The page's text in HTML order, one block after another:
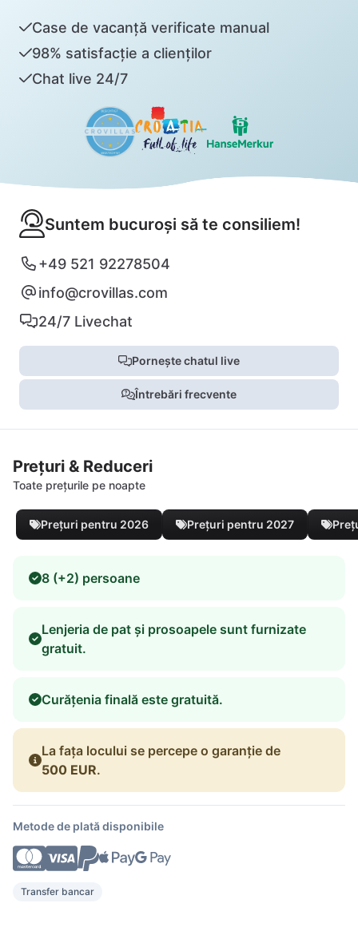
Case de vacanță verificate manual
98% satisfacție a clienților
Chat live 24/7
Suntem bucuroși să te consiliem!
+49 521 92278504
info@crovillas.com
24/7 Livechat
Pornește chatul live
Întrebări frecvente
Prețuri & Reduceri
Toate prețurile pe noapte
Prețuri pentru 2026 Prețuri pentru 2027
8 (+2) persoane
Lenjeria de pat și prosoapele sunt furnizate
gratuit.
Curățenia finală este gratuită.
La fața locului se percepe o garanție de
500 EUR.
Metode de plată disponibile
Transfer bancar